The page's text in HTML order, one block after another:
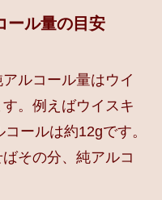
ール量の目安
ルコール量はウイ
。例えばウイスキ
ールは約12gです。
その分、純アルコ